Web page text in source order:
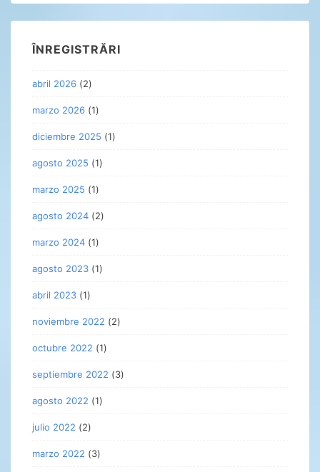
ÎNREGISTRĂRI
abril 2026 (2)
marzo 2026 (1)
diciembre 2025 (1)
agosto 2025 (1)
marzo 2025 (1)
agosto 2024 (2)
marzo 2024 (1)
agosto 2023 (1)
abril 2023 (1)
noviembre 2022 (2)
octubre 2022 (1)
septiembre 2022 (3)
agosto 2022 (1)
julio 2022 (2)
marzo 2022 (3)